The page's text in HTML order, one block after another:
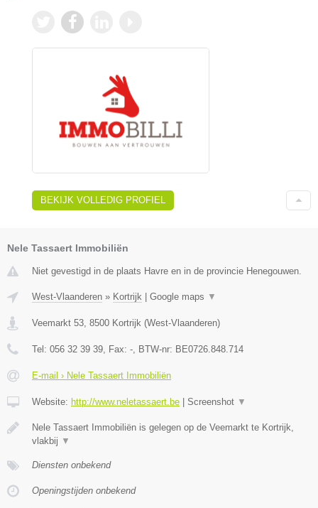
BEKIJK VOLLEDIG PROFIEL
Nele Tassaert Immobiliën
Niet gevestigd in de plaats Havre en in de provincie Henegouwen.
West-Vlaanderen » Kortrijk Google maps ▼
Veemarkt 53 8500 Kortrijk (West-Vlaanderen)
Tel: 056 32 39 39 , Fax: - , BTW-nr: BE0726.848.714
E-mail › Nele Tassaert Immobiliën
Website: http://www.neletassaert.be Screenshot ▼
Nele Tassaert Immobiliën is gelegen op de Veemarkt te Kortrijk,
vlakbij ▼
Diensten onbekend
Openingstijden onbekend